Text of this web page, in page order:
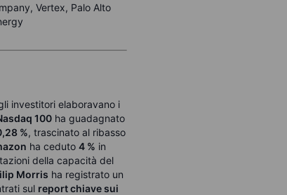
Vertex, Palo Alto
investitori elaboravano i
100 ha guadagnato
%, trascinato al ribasso
ha ceduto 4 % in
della capacità del
Morris ha registrato un
sul report chiave sui